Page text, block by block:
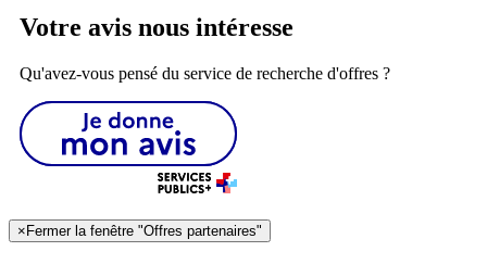
Votre avis nous intéresse
Qu'avez-vous pensé du service de recherche d'offres ?
×Fermer la fenêtre "Offres partenaires"